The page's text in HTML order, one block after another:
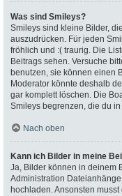
Was sind Smileys?
Smileys sind kleine Bilder,
auszudrücken. Für jeden
fröhlich und :( traurig. Die
Beitrags sehen. Versuche
benutzen, sie können einen
Moderator könnte deshalb
gar komplett löschen. Die
Smileys begrenzen, die du
Nach oben
Kann ich Bilder in meine
Ja, Bilder können in deinem
Administration
hochladen. Ansonsten